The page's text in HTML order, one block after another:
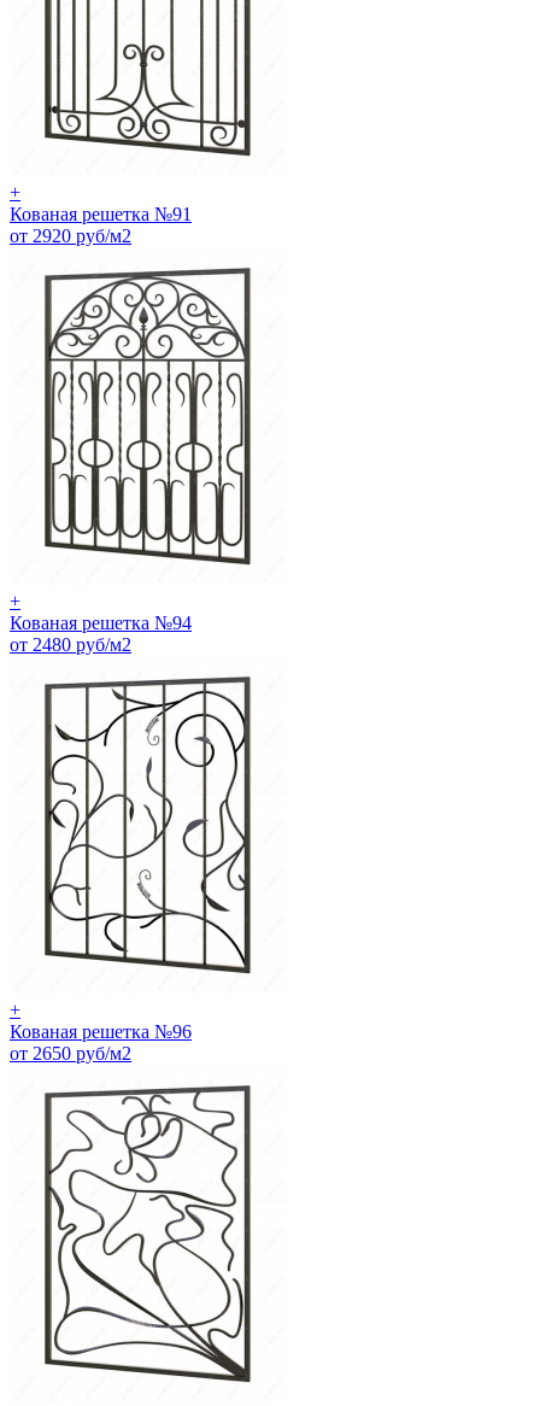
+
Кованая решетка №91
от 2920 руб/м2
+
Кованая решетка №94
от 2480 руб/м2
+
Кованая решетка №96
от 2650 руб/м2